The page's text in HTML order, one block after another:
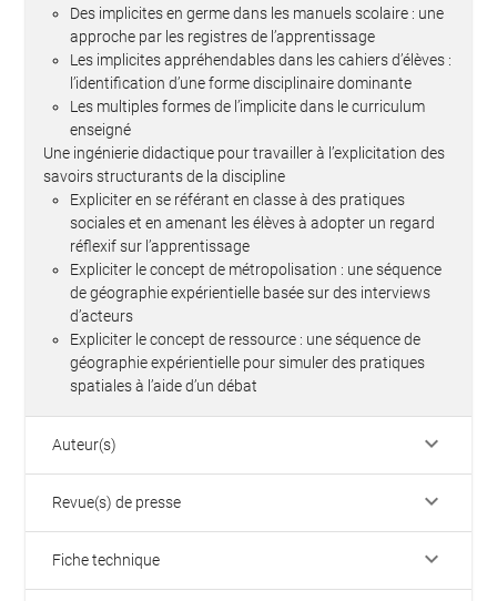
Des implicites en germe dans les manuels scolaire : une
approche par les registres de l’apprentissage
Les implicites appréhendables dans les cahiers d’élèves :
l’identification d’une forme disciplinaire dominante
Les multiples formes de l’implicite dans le curriculum
enseigné
Une ingénierie didactique pour travailler à l’explicitation des
savoirs structurants de la discipline
Expliciter en se référant en classe à des pratiques
sociales et en amenant les élèves à adopter un regard
réflexif sur l’apprentissage
Expliciter le concept de métropolisation : une séquence
de géographie expérientielle basée sur des interviews
d’acteurs
Expliciter le concept de ressource : une séquence de
géographie expérientielle pour simuler des pratiques
spatiales à l’aide d’un débat
Auteur(s) keyboard_arrow_down
Revue(s) de presse keyboard_arrow_down
Fiche technique keyboard_arrow_down